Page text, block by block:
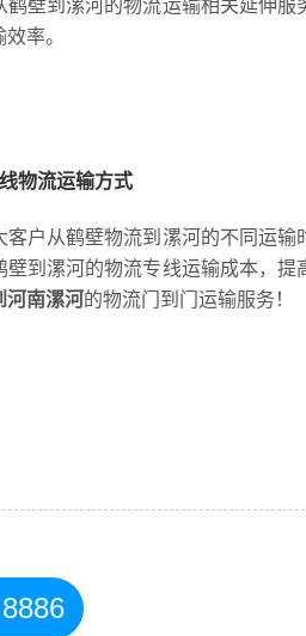
鹤壁到漯河的物流运输相关延伸
率。
物流运输方式
客户从鹤壁物流到漯河的不同运输
壁到漯河的物流专线运输成本，
河南漯河的物流门到门运输服务！
车快运，铁路特快运输，航空货
货物在途时间，提高了货物流通
鹤壁到漯河物流